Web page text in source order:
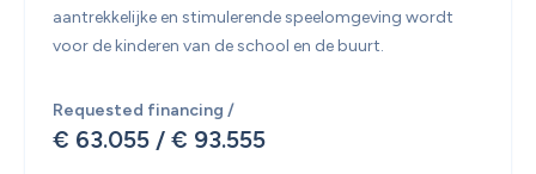
aantrekkelijke en stimulerende speelomgeving wordt
voor de kinderen van de school en de buurt.
Requested financing /
€ 63.055 / € 93.555